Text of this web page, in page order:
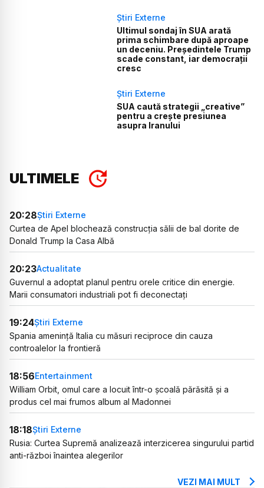
Știri Externe
Ultimul sondaj în SUA arată
prima schimbare după aproape
un deceniu. Președintele Trump
scade constant, iar democrații
cresc
Știri Externe
SUA caută strategii „creative”
pentru a crește presiunea
asupra Iranului
ULTIMELE
20:28Știri Externe
Curtea de Apel blochează construcția sălii de bal dorite de
Donald Trump la Casa Albă
20:23Actualitate
Guvernul a adoptat planul pentru orele critice din energie.
Marii consumatori industriali pot fi deconectați
19:24Știri Externe
Spania amenință Italia cu măsuri reciproce din cauza
controalelor la frontieră
18:56Entertainment
William Orbit, omul care a locuit într-o școală părăsită și a
produs cel mai frumos album al Madonnei
18:18Știri Externe
Rusia: Curtea Supremă analizează interzicerea singurului partid
anti-război înaintea alegerilor
VEZI MAI MULT